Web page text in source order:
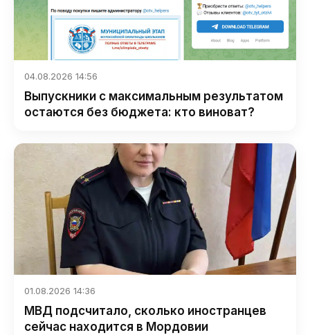
04.08.2026 14:56
Выпускники с максимальным результатом
остаются без бюджета: кто виноват?
01.08.2026 14:36
МВД подсчитало, сколько иностранцев
сейчас находится в Мордовии